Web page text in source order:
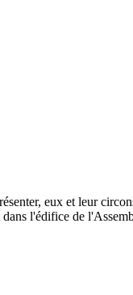
eux et leur
l'édifice de